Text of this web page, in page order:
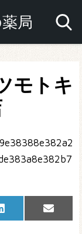
モトキ
Share
on
LinkedIn
Share
on
Email